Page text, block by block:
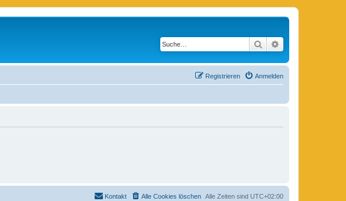
Suche
Anmelden
Registrieren
Alle Zeiten sind UTC+02:00
Alle Cookies löschen
Kontakt